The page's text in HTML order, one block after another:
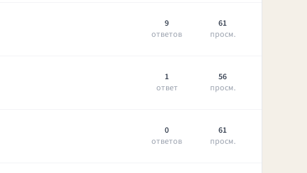
9
ответов
61
просм.
1
ответ
56
просм.
0
ответов
61
просм.